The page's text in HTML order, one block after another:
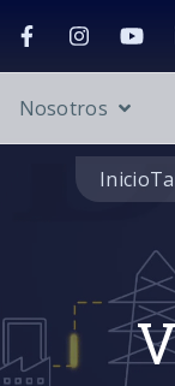
Nosotros
Inicio